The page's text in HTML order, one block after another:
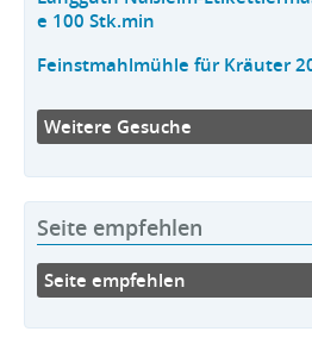
e 100 Stk.min
Feinstmahlmühle für Kräuter
Weitere Gesuche
Seite empfehlen
Seite empfehlen